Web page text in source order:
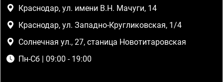
Краснодар, ул. имени В.Н. Мачуги, 14
Краснодар, ул. Западно-Кругликовская, 1/4
Солнечная ул., 27, станица Новотитаровская
Пн-Сб | 09:00 - 19:00